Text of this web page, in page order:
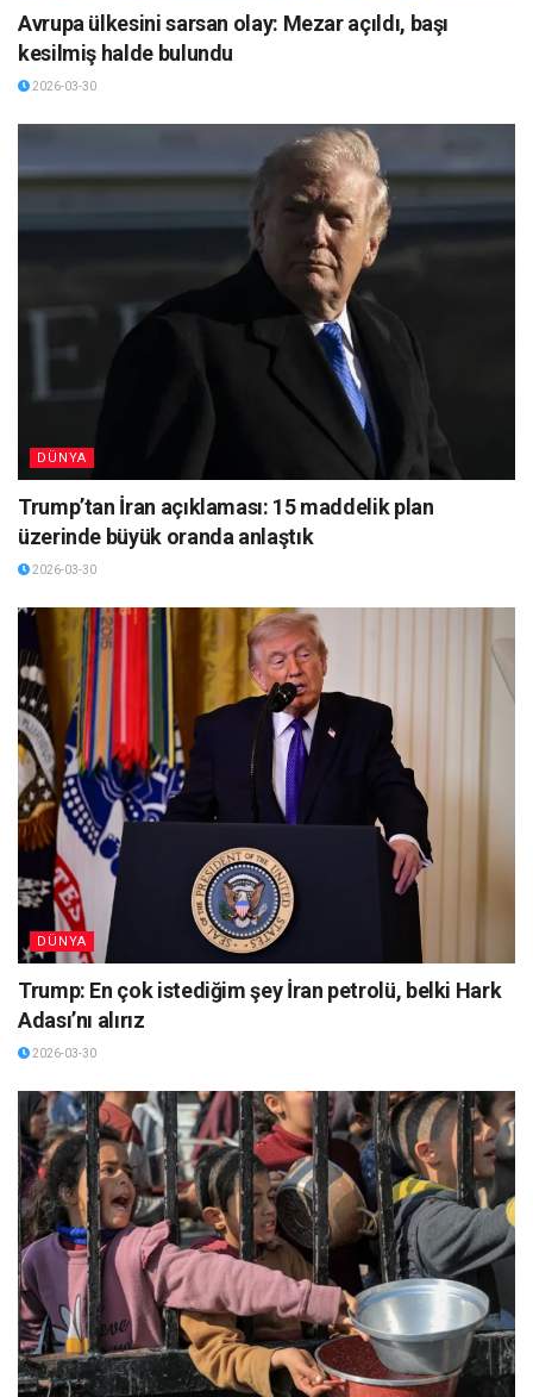
Avrupa ülkesini sarsan olay: Mezar açıldı, başı
kesilmiş halde bulundu
2026-03-30
DÜNYA
Trump’tan İran açıklaması: 15 maddelik plan
üzerinde büyük oranda anlaştık
2026-03-30
DÜNYA
Trump: En çok istediğim şey İran petrolü, belki Hark
Adası’nı alırız
2026-03-30